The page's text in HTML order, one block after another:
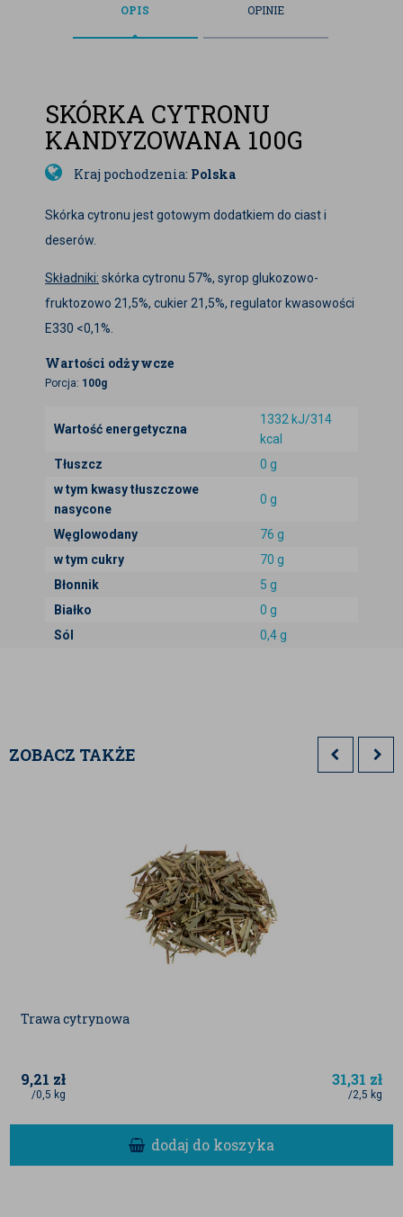
OPIS OPINIE
SKÓRKA CYTRONU
KANDYZOWANA 100G
Kraj pochodzenia: Polska
Skórka cytronu jest gotowym dodatkiem do ciast i
deserów.
Składniki: skórka cytronu 57%, syrop glukozowo-
fruktozowo 21,5%, cukier 21,5%, regulator kwasowości
E330 <0,1%.
Wartości odżywcze
Porcja: 100g
Wartość energetyczna
1332 kJ/314
kcal
Tłuszcz
0 g
w tym kwasy tłuszczowe
nasycone
0 g
Węglowodany
76 g
w tym cukry
70 g
Błonnik
5 g
Białko
0 g
Sól
0,4 g
ZOBACZ TAKŻE
Trawa cytrynowa
9,21 zł
/0,5 kg
31,31 zł
/2,5 kg
dodaj do koszyka